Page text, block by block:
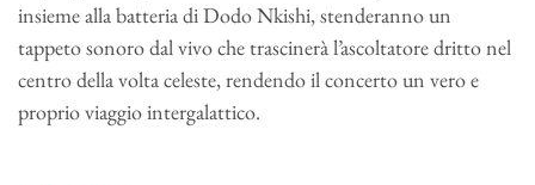
insieme alla batteria di Dodo Nkishi, stenderanno un
tappeto sonoro dal vivo che trascinerà l’ascoltatore dritto nel
centro della volta celeste, rendendo il concerto un vero e
proprio viaggio intergalattico.